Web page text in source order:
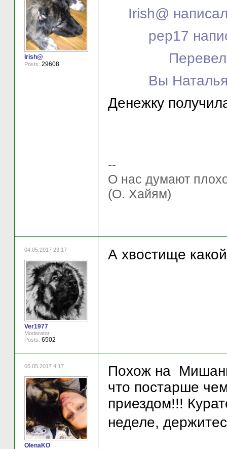
Irish@
Posts: 29608
Irish@
pep17
Вы
Денежку
--
О нас думают
(О. Хайям)
04.05.2017 23:17
Ver1977
Moderator
Posts: 6502
А хвостище
05.05.2017 4:17
OlenaKO
Похож на
что постарше
приездом!!!
неделе,